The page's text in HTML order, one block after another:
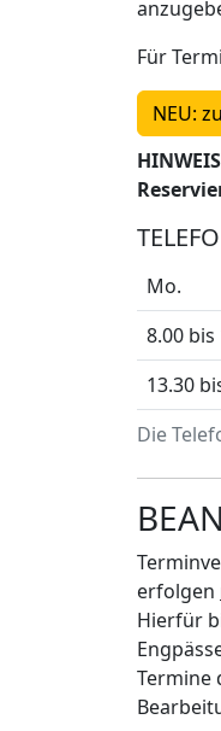
Für
NEU:
Die
Mo.
8.00 bis
13.30
erfolgen
Hierfür
Termine